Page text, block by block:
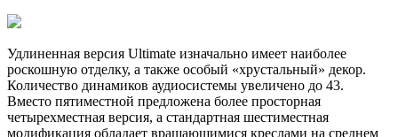
Удлиненная версия Ultimate изначально имеет наиболее
роскошную отделку, а также особый «хрустальный» декор.
Количество динамиков аудиосистемы увеличено до 43.
Вместо пятиместной предложена более просторная
четырехместная версия, а стандартная шестиместная
модификация обладает вращающимися креслами на среднем